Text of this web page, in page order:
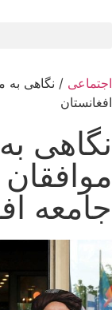
اجتماعی / نگاهی به
افغانستان
نگاهی
جامعه